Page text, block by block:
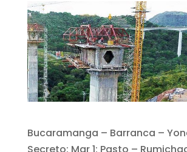
Bucaramanga – Barranca –
Secreto; Mar 1; Pasto –